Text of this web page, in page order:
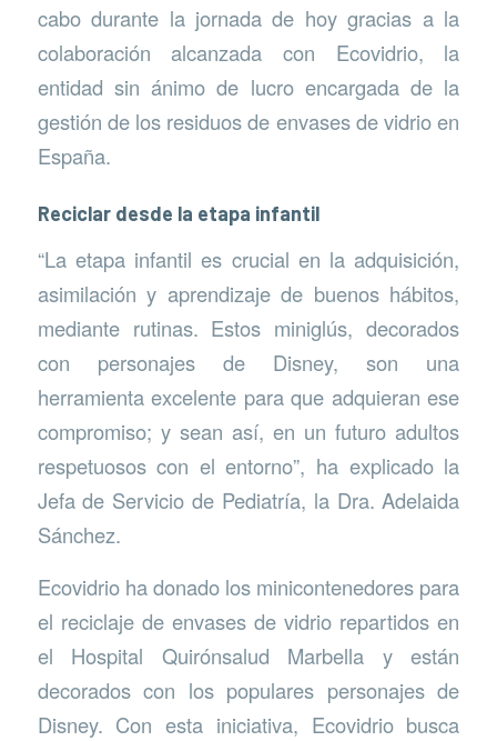
cabo durante la jornada de hoy gracias a la
colaboración alcanzada con Ecovidrio, la
entidad sin ánimo de lucro encargada de la
gestión de los residuos de envases de vidrio en
España.
Reciclar desde la etapa infantil
“La etapa infantil es crucial en la adquisición,
asimilación y aprendizaje de buenos hábitos,
mediante rutinas. Estos miniglús, decorados
con personajes de Disney, son una
herramienta excelente para que adquieran ese
compromiso; y sean así, en un futuro adultos
respetuosos con el entorno”, ha explicado la
Jefa de Servicio de Pediatría, la Dra. Adelaida
Sánchez.
Ecovidrio ha donado los minicontenedores para
el reciclaje de envases de vidrio repartidos en
el Hospital Quirónsalud Marbella y están
decorados con los populares personajes de
Disney. Con esta iniciativa, Ecovidrio busca